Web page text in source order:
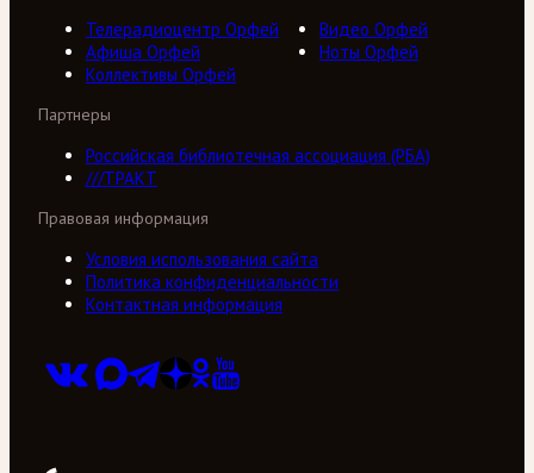
Телерадиоцентр Орфей
Видео Орфей
Афиша Орфей
Ноты Орфей
Коллективы Орфей
Партнеры
Российская библиотечная ассоциация (РБА)
///ТРАКТ
Правовая информация
Условия использования сайта
Политика конфиденциальности
Контактная информация